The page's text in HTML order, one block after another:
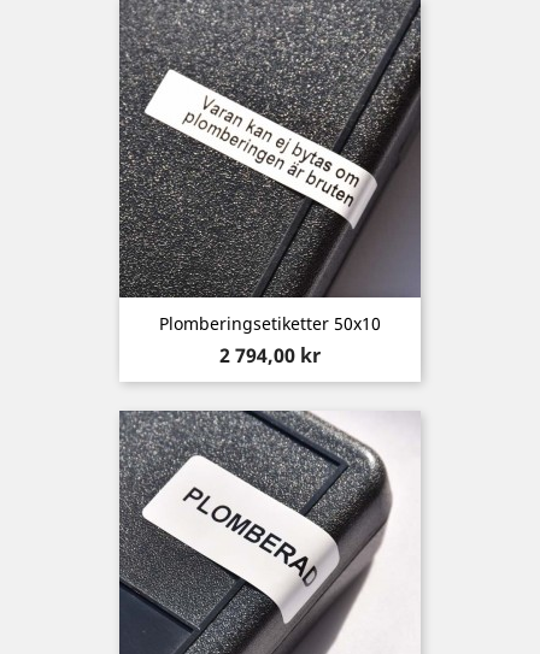
Plomberingsetiketter 50x10
Pris
2 794,00 kr